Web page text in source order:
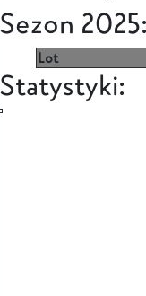
Sezon
Lot
Statystyki: